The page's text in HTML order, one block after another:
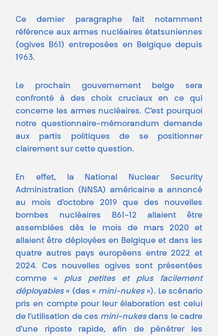
Ce dernier paragraphe fait notamment
référence aux armes nucléaires étatsuniennes
(ogives B61) entreposées en Belgique depuis
1963.
Le prochain gouvernement belge sera
confronté à des choix cruciaux en ce qui
concerne les armes nucléaires. C’est pourquoi
notre questionnaire-mémorandum demande
aux partis politiques de se positionner
clairement sur cette question.
En effet, la National Nuclear Security
Administration (NNSA) américaine a annoncé
au mois d’octobre 2019 que des nouvelles
bombes nucléaires B61-12 allaient être
assemblées dès le mois de mars 2020 et
allaient être déployées en Belgique et dans les
quatre autres pays européens entre 2022 et
2024. Ces nouvelles ogives sont présentées
comme « plus petites et plus facilement
déployables» (des « mini-nukes»). Le scénario
pris en compte pour leur élaboration est celui
de l’utilisation de ces mini-nukesdans le cadre
d’une riposte rapide, afin de pénétrer les